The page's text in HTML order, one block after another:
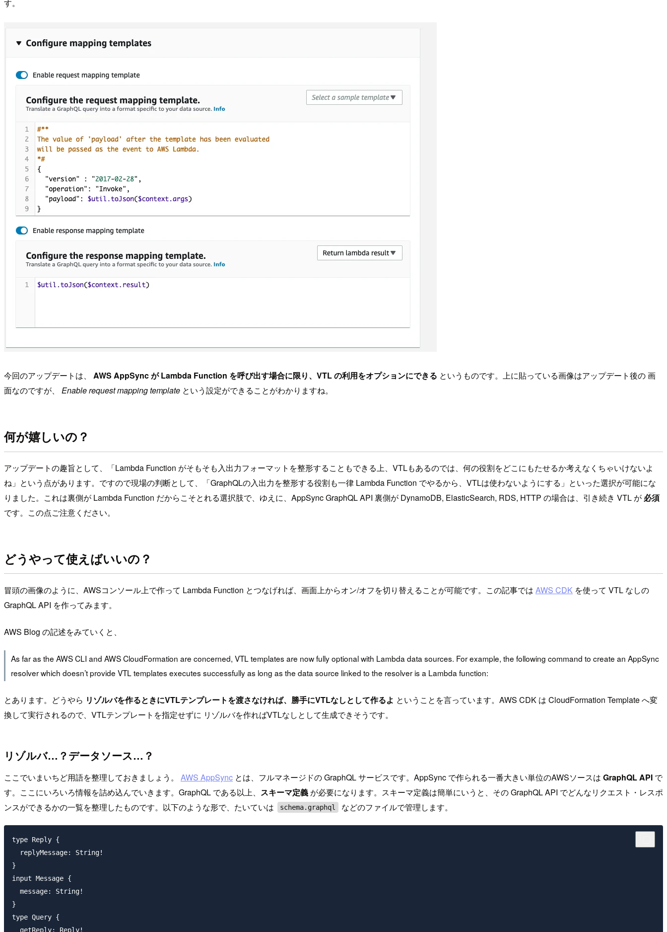
す。
今回のアップデートは、 AWS AppSync が Lambda Function を呼び出す場合に限り、VTL の利用をオプションにできる というものです。上に貼っている画像はアップデート後の 画
面なのですが、 Enable request mapping template という設定ができることがわかりますね。
何が嬉しいの？
アップデートの趣旨として、「Lambda Function がそもそも入出力フォーマットを整形することもできる上、VTLもあるのでは、何の役割をどこにもたせるか考えなくちゃいけないよ
ね」という点があります。ですので現場の判断として、「GraphQLの入出力を整形する役割も一律 Lambda Function でやるから、VTLは使わないようにする」といった選択が可能にな
りました。これは裏側が Lambda Function だからこそとれる選択肢で、ゆえに、AppSync GraphQL API 裏側が DynamoDB, ElasticSearch, RDS, HTTP の場合は、引き続き VTL が 必須
です。この点ご注意ください。
どうやって使えばいいの？
冒頭の画像のように、AWSコンソール上で作って Lambda Function とつなげれば、画面上からオン/オフを切り替えることが可能です。この記事では AWS CDK を使って VTL なしの
GraphQL API を作ってみます。
AWS Blog の記述をみていくと、
As far as the AWS CLI and AWS CloudFormation are concerned, VTL templates are now fully optional with Lambda data sources. For example, the following command to create an AppSync
resolver which doesn’t provide VTL templates executes successfully as long as the data source linked to the resolver is a Lambda function:
とあります。どうやら リゾルバを作るときにVTLテンプレートを渡さなければ、勝手にVTLなしとして作るよ ということを言っています。AWS CDK は CloudFormation Template へ変
換して実行されるので、VTLテンプレートを指定せずに リゾルバを作ればVTLなしとして生成できそうです。
リゾルバ…？データソース…？
ここでいまいちど用語を整理しておきましょう。 AWS AppSync とは、フルマネージドの GraphQL サービスです。AppSync で作られる一番大きい単位のAWSソースは GraphQL API で
す。ここにいろいろ情報を詰め込んでいきます。GraphQL である以上、 スキーマ定義 が必要になります。スキーマ定義は簡単にいうと、その GraphQL API でどんなリクエスト・レスポ
ンスができるかの一覧を整理したものです。以下のような形で、たいていは
schema.graphql などのファイルで管理します。
type Reply {
  replyMessage: String!
}
input Message {
  message: String!
}
type Query {
  getReply: Reply!